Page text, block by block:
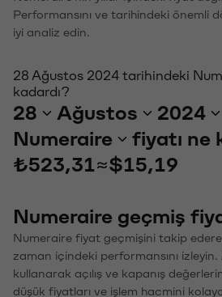
Performansını ve tarihindeki önemli
iyi analiz edin.
28 Ağustos 2024 tarihindeki
kadardı?
28 Ağustos 2024
Numeraire
fiyatı ne
₺523,31 ≈$15,19
Numeraire geçmiş
Numeraire fiyat geçmişini takip
zaman içindeki performansını
kullanarak açılış ve kapanış
düşük fiyatları ve işlem hacmini